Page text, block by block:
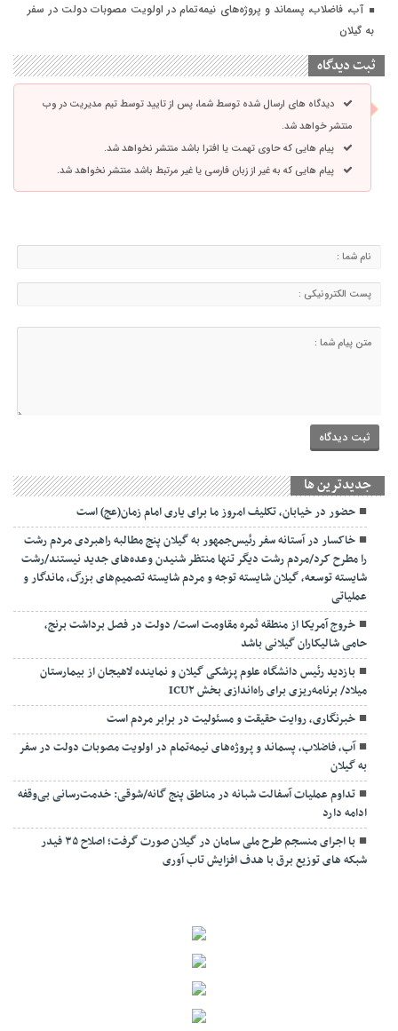
آب، فاضلاب، پسماند و پروژه‌های نیمه‌تمام در اولویت مصوبات دولت در سفر
به گیلان
ثبت دیدگاه
دیدگاه های ارسال شده توسط شما، پس از تایید توسط تیم مدیریت در وب
منتشر خواهد شد.
پیام هایی که حاوی تهمت یا افترا باشد منتشر نخواهد شد.
پیام هایی که به غیر از زبان فارسی یا غیر مرتبط باشد منتشر نخواهد شد.
جديدترين ها
حضور در خیابان، تکلیف امروز ما برای یاری امام زمان(عج) است
خاکسار در آستانه سفر رئیس‌جمهور به گیلان پنج مطالبه راهبردی مردم رشت
را مطرح کرد/مردم رشت دیگر تنها منتظر شنیدن وعده‌های جدید نیستند/رشت
شایسته توسعه، گیلان شایسته توجه و مردم شایسته تصمیم‌های بزرگ، ماندگار و
عملیاتی
خروج آمریکا از منطقه ثمره مقاومت است/ دولت در فصل برداشت برنج،
حامی شالیکاران گیلانی باشد
بازدید رئیس دانشگاه علوم پزشکی گیلان و نماینده لاهیجان از بیمارستان
میلاد/ برنامه‌ریزی برای راه‌اندازی بخش ICU۲
خبرنگاری، روایت حقیقت و مسئولیت‌ در برابر مردم است
آب، فاضلاب، پسماند و پروژه‌های نیمه‌تمام در اولویت مصوبات دولت در سفر
به گیلان
تداوم عملیات آسفالت‌ شبانه در مناطق پنج گانه/شوقی: خدمت‌رسانی بی‌وقفه
ادامه دارد
با اجرای منسجم طرح ملی سامان در گیلان صورت گرفت؛ اصلاح ۳۵ فیدر
شبکه های توزیع برق با هدف افزایش تاب آوری